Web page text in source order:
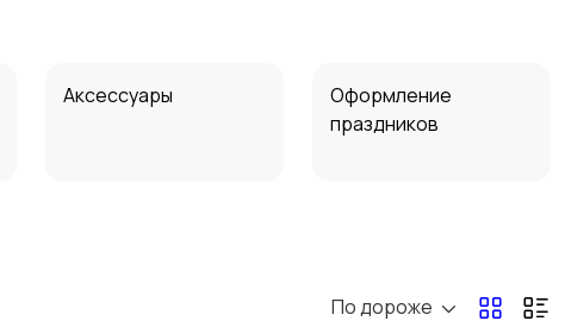
Аксессуары
Оформление
праздников
По дороже